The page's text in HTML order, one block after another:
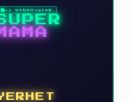
ÚJ VIDEOJÁTÉK